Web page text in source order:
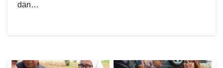
dan…